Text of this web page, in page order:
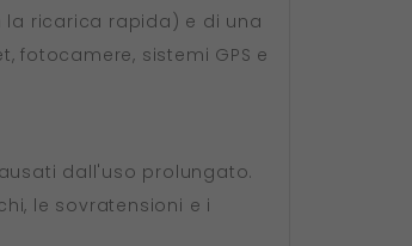
ricarica rapida) e di una
fotocamere, sistemi GPS e
dall'uso prolungato.
le sovratensioni e i